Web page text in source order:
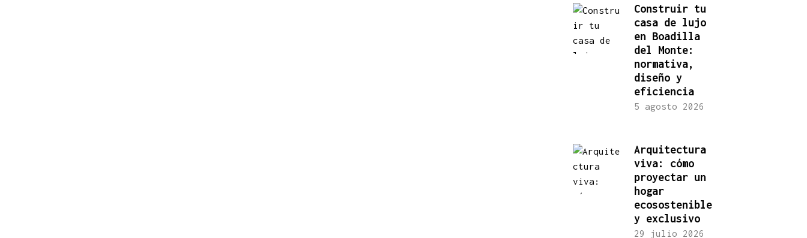
Construir tu
casa de lujo
en Boadilla
del Monte:
normativa,
diseño y
eficiencia
5 agosto 2026
Arquitectura
viva: cómo
proyectar un
hogar
ecosostenible
y exclusivo
29 julio 2026